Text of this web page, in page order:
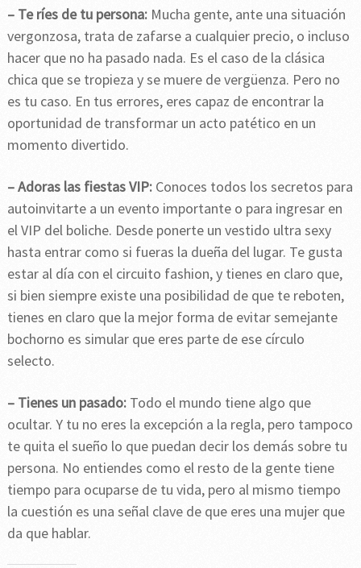
– Te ríes de tu persona:Mucha gente, ante una situación
vergonzosa, trata de zafarse a cualquier precio, o incluso
hacer que no ha pasado nada. Es el caso de la clásica
chica que se tropieza y se muere de vergüenza. Pero no
es tu caso. En tus errores, eres capaz de encontrar la
oportunidad de transformar un acto patético en un
momento divertido.
– Adoras las fiestas VIP:Conoces todos los secretos para
autoinvitarte a un evento importante o para ingresar en
el VIP del boliche. Desde ponerte un vestido ultra sexy
hasta entrar como si fueras la dueña del lugar. Te gusta
estar al día con el circuito fashion, y tienes en claro que,
si bien siempre existe una posibilidad de que te reboten,
tienes en claro que la mejor forma de evitar semejante
bochorno es simular que eres parte de ese círculo
selecto.
– Tienes un pasado: Todo el mundo tiene algo que
ocultar. Y tu no eres la excepción a la regla, pero tampoco
te quita el sueño lo que puedan decir los demás sobre tu
persona. No entiendes como el resto de la gente tiene
tiempo para ocuparse de tu vida, pero al mismo tiempo
la cuestión es una señal clave de que eres una mujer que
da que hablar.